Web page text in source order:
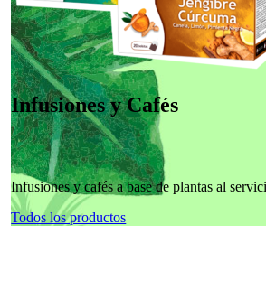
Infusiones y Cafés
Infusiones y cafés a base de plantas al
Todos los productos